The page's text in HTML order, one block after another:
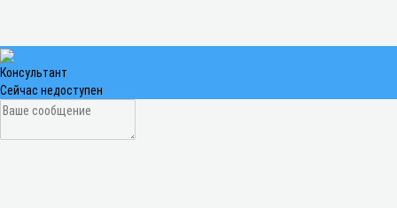
Консультант
Сейчас недоступен